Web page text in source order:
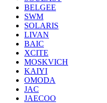
BELGEE
SWM
SOLARIS
LIVAN
BAIC
XCITE
MOSKVICH
KAIYI
OMODA
JAC
JAECOO